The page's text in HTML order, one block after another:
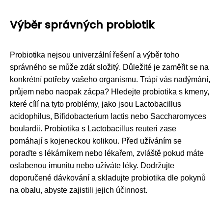
Výběr správných probiotik
Probiotika nejsou univerzální řešení a výběr toho
správného se může zdát složitý. Důležité je zaměřit se na
konkrétní potřeby vašeho organismu. Trápí vás nadýmání,
průjem nebo naopak zácpa? Hledejte probiotika s kmeny,
které cílí na tyto problémy, jako jsou Lactobacillus
acidophilus, Bifidobacterium lactis nebo Saccharomyces
boulardii. Probiotika s Lactobacillus reuteri zase
pomáhají s kojeneckou kolikou. Před užíváním se
poraďte s lékárníkem nebo lékařem, zvláště pokud máte
oslabenou imunitu nebo užíváte léky. Dodržujte
doporučené dávkování a skladujte probiotika dle pokynů
na obalu, abyste zajistili jejich účinnost.